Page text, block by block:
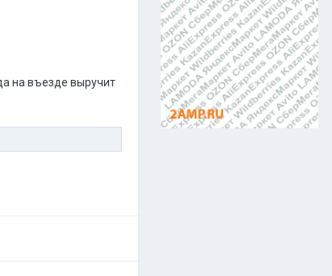
на въезде выручит